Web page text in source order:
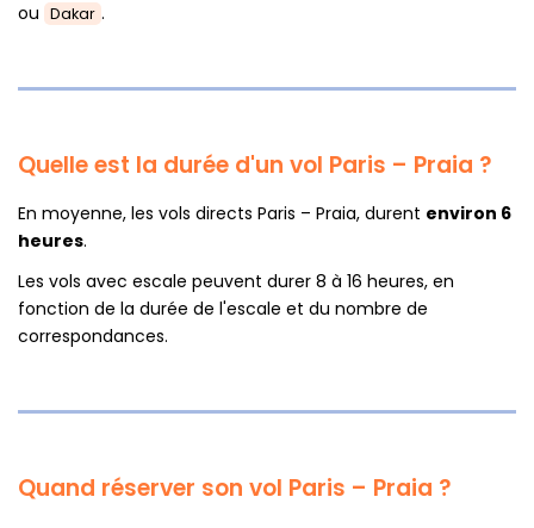
ou Dakar .
Quelle est la durée d'un vol Paris – Praia ?
En moyenne, les vols directs Paris – Praia, durent environ 6
heures.
Les vols avec escale peuvent durer 8 à 16 heures, en
fonction de la durée de l'escale et du nombre de
correspondances.
Quand réserver son vol Paris – Praia ?